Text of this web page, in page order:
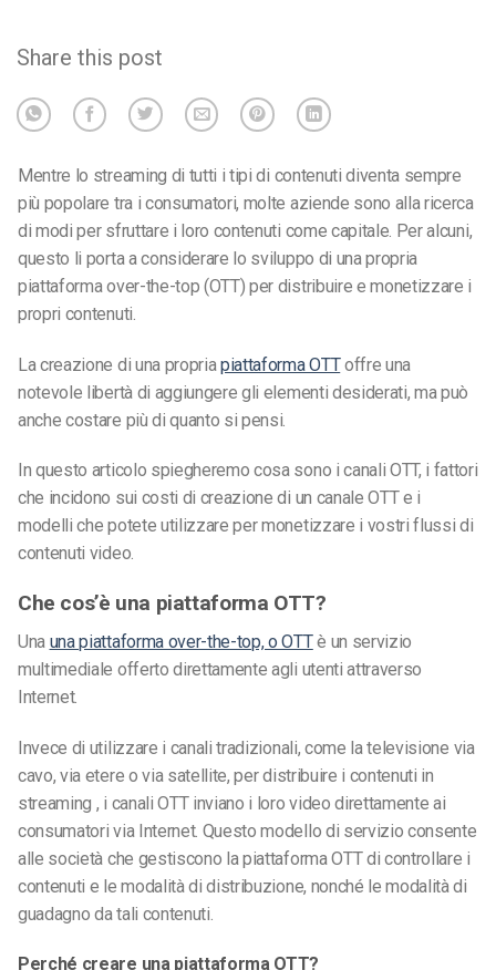
Share this post
Mentre lo streaming di tutti i tipi di contenuti diventa sempre
più popolare tra i consumatori, molte aziende sono alla ricerca
di modi per sfruttare i loro contenuti come capitale. Per alcuni,
questo li porta a considerare lo sviluppo di una propria
piattaforma over-the-top (OTT) per distribuire e monetizzare i
propri contenuti.
La creazione di una propriapiattaforma OTToffre una
notevole libertà di aggiungere gli elementi desiderati, ma può
anche costare più di quanto si pensi.
In questo articolo spiegheremo cosa sono i canali OTT, i fattori
che incidono sui costi di creazione di un canale OTT e i
modelli che potete utilizzare per monetizzare i vostri flussi di
contenuti video.
Che cos’è una piattaforma OTT?
Una una piattaforma over-the-top, o OTTè un servizio
multimediale offerto direttamente agli utenti attraverso
Internet.
Invece di utilizzare i canali tradizionali, come la televisione via
cavo, via etere o via satellite, per distribuire i contenuti in
streaming , i canali OTT inviano i loro video direttamente ai
consumatori via Internet. Questo modello di servizioconsente
alle società che gestiscono la piattaforma OTT di controllare i
contenuti e le modalità di distribuzione, nonché le modalità di
guadagno da tali contenuti.
Perché creare una piattaforma OTT?